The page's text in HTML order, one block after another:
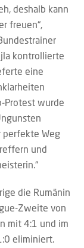
deshalb kann
freuen“,
kontrollierte
eine
Protest wurde
perfekte Weg
und
die Rumänin
Zweite von
mit 4:1 und im
eliminiert.